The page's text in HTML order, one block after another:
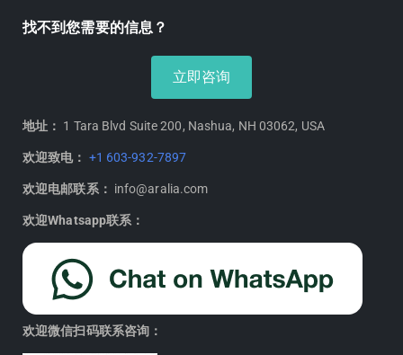
找不到您需要的信息？
立即咨询
地址： 1 Tara Blvd Suite 200, Nashua, NH 03062, USA
欢迎致电： +1 603-932-7897
欢迎电邮联系： info@aralia.com
欢迎Whatsapp联系：
欢迎微信扫码联系咨询：